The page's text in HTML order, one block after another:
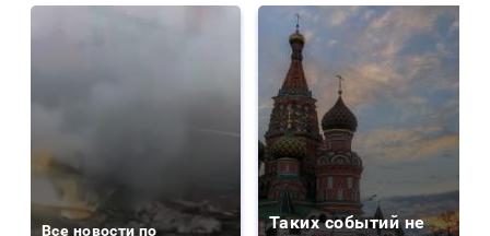
Все новости по
Таких событий не